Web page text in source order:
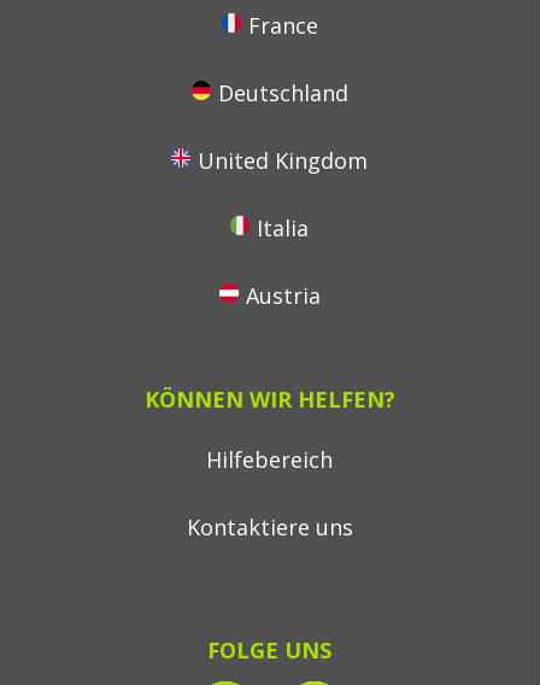
France
Deutschland
United Kingdom
Italia
Austria
KÖNNEN WIR HELFEN?
Hilfebereich
Kontaktiere uns
FOLGE UNS